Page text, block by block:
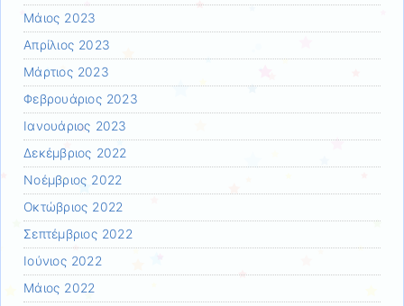
Μάιος 2023
Απρίλιος 2023
Μάρτιος 2023
Φεβρουάριος 2023
Ιανουάριος 2023
Δεκέμβριος 2022
Νοέμβριος 2022
Οκτώβριος 2022
Σεπτέμβριος 2022
Ιούνιος 2022
Μάιος 2022